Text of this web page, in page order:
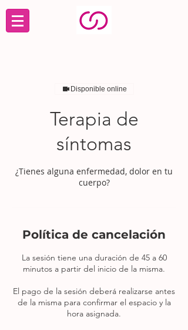
Disponible online
Terapia de
síntomas
¿Tienes alguna enfermedad, dolor en tu
cuerpo?
Política de cancelación
La sesión tiene una duración de 45 a 60
minutos a partir del inicio de la misma.
El pago de la sesión deberá realizarse antes
de la misma para confirmar el espacio y la
hora asignada.